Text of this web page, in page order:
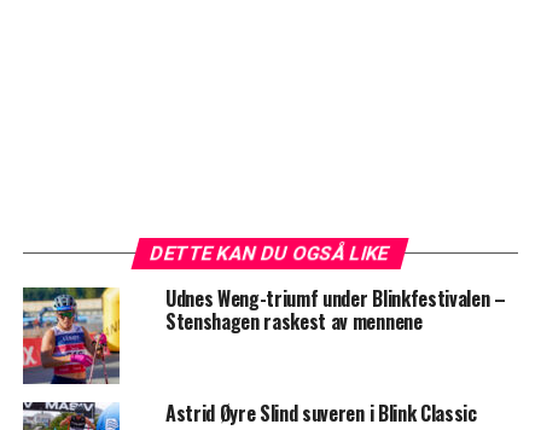
DETTE KAN DU OGSÅ LIKE
Udnes Weng-triumf under Blinkfestivalen –
Stenshagen raskest av mennene
Astrid Øyre Slind suveren i Blink Classic